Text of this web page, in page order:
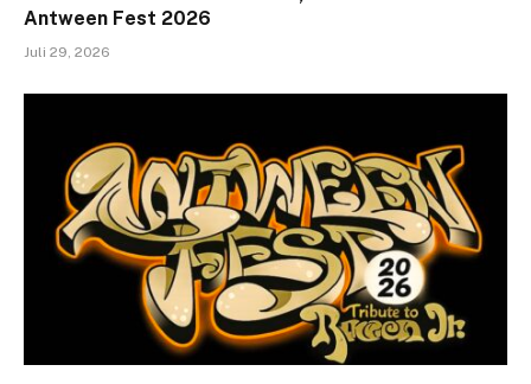
Antween Fest 2026
Juli 29, 2026